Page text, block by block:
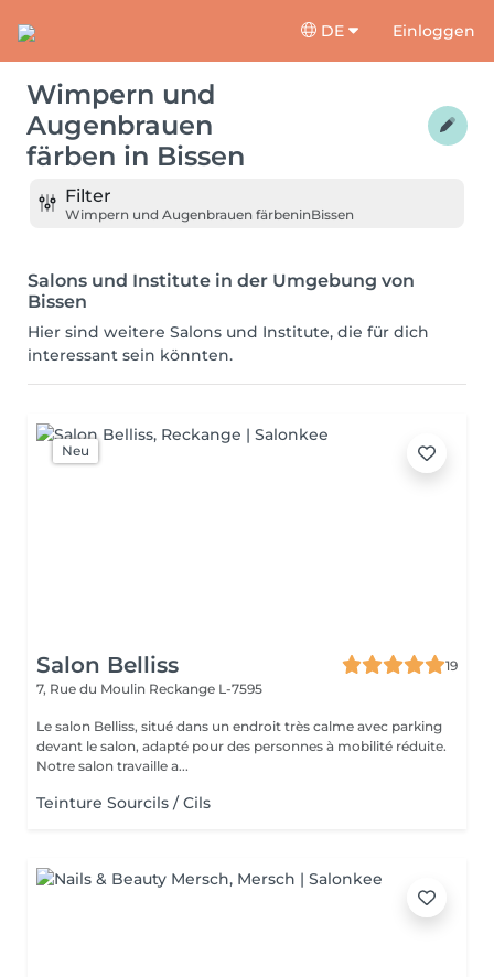
DE Einloggen
Wimpern und
Augenbrauen
färben in Bissen
Filter
Wimpern und Augenbrauen färbeninBissen
Salons und Institute in der Umgebung von
Bissen
Hier sind weitere Salons und Institute, die für dich
interessant sein könnten.
Neu
Salon Belliss
19
7, Rue du Moulin Reckange L-7595
Le salon Belliss, situé dans un endroit très calme avec parking
devant le salon, adapté pour des personnes à mobilité réduite.
Notre salon travaille a...
Teinture Sourcils / Cils